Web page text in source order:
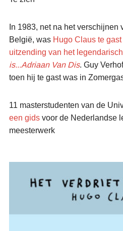
In 1983, net na het verschijnen
België, was Hugo Claus te
uitzending van het
is...Adriaan Van Dis. Guy
toen hij te gast was in
11 masterstudenten van de
een gids voor de Nederlandse
meesterwerk